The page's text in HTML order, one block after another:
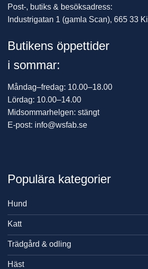
Post-, butiks & besöksadress:
Industrigatan 1 (gamla Scan), 665 33 Kil
Butikens öppettider
i sommar:
Måndag–fredag: 10.00–18.00
Lördag: 10.00–14.00
Midsommarhelgen: stängt
E-post: info@wsfab.se
Populära kategorier
Hund
Katt
Trädgård & odling
Häst